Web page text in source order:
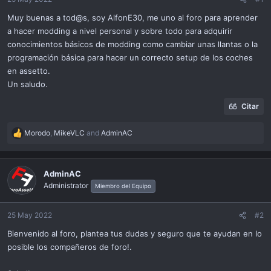
n
Muy buenas a tod@s, soy AlfonE30, me uno al foro para aprender
a hacer modding a nivel personal y sobre todo para adquirir
conocimientos básicos de modding como cambiar unas llantas o la
programación básica para hacer un correcto setup de los coches
en assetto.
Un saludo.
Citar
R
a
c
t
i
o
n
:
Morodo, MikeVLC and AdminAC
AdminAC
Administrator Miembro del Equipo
25 May 2022 #2
Bienvenido al foro, plantea tus dudas y seguro que te ayudan en lo
posible los compañeros de foro!.